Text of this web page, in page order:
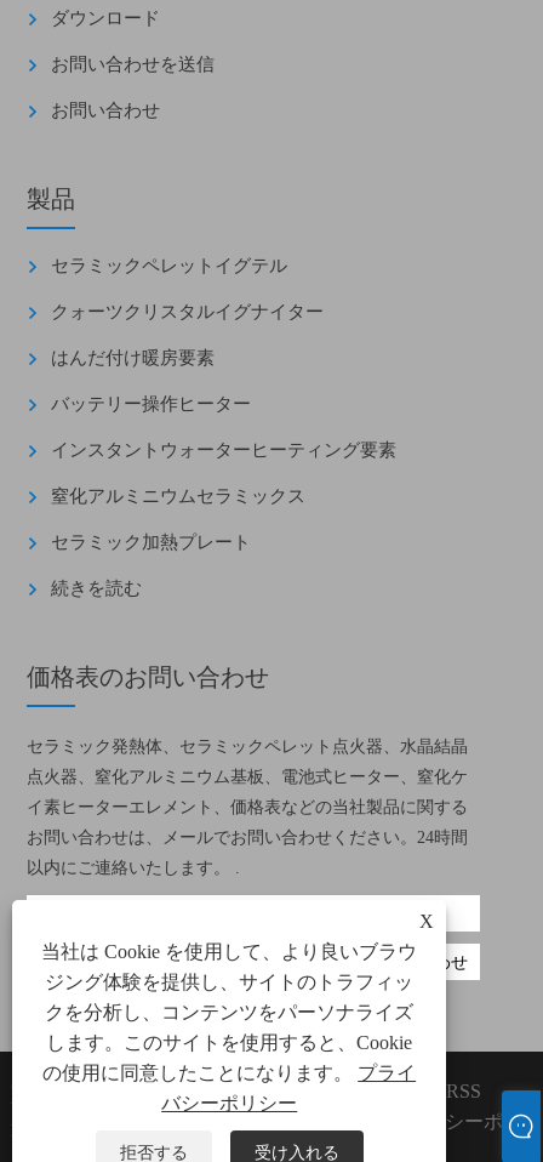
X
当社は Cookie を使用して、より良いブラウ
ジング体験を提供し、サイトのトラフィッ
クを分析し、コンテンツをパーソナライズ
します。このサイトを使用すると、Cookie
の使用に同意したことになります。 プライ
バシーポリシー
拒否する 受け入れる
ダウンロード
お問い合わせを送信
お問い合わせ
製品
セラミックペレットイグテル
クォーツクリスタルイグナイター
はんだ付け暖房要素
バッテリー操作ヒーター
インスタントウォーターヒーティング要素
窒化アルミニウムセラミックス
セラミック加熱プレート
続きを読む
価格表のお問い合わせ
セラミック発熱体、セラミックペレット点火器、水晶結晶
点火器、窒化アルミニウム基板、電池式ヒーター、窒化ケ
イ素ヒーターエレメント、価格表などの当社製品に関する
お問い合わせは、メールでお問い合わせください。24時間
以内にご連絡いたします。 .
Copyright©2022 Xiamen Green
Way Electronic Technology Co.、
Ltd。
RSS
プライバシーポリ
シー